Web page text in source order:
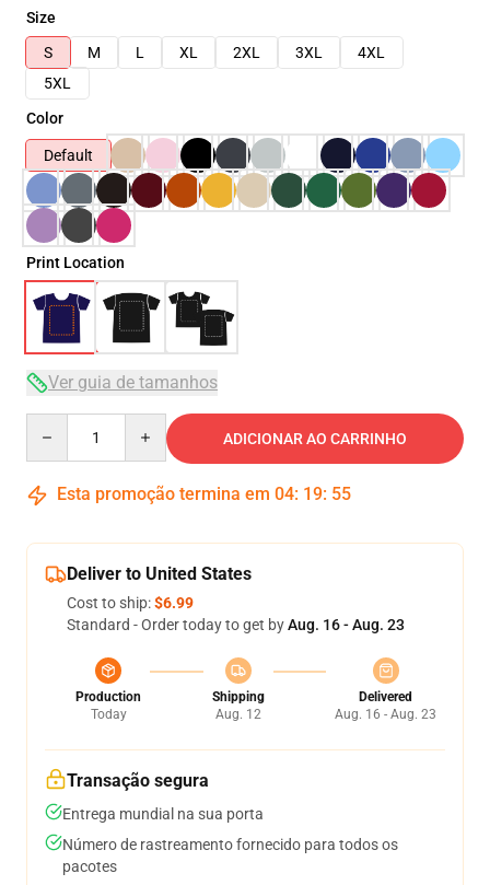
Size
S
M L XL 2XL 3XL
4XL
5XL
Color
Default
Print Location
Ver guia de tamanhos
ADICIONAR AO CARRINHO
Esta promoção termina em 04: 19: 54
Deliver to United States
Cost to ship:$6.99
Standard - Order today to get byAug. 16 - Aug. 23
Production
Today
Shipping
Aug. 12
Delivered
Aug. 16 - Aug. 23
Transação segura
Entrega mundial na sua porta
Número de rastreamento fornecido para todos os
pacotes